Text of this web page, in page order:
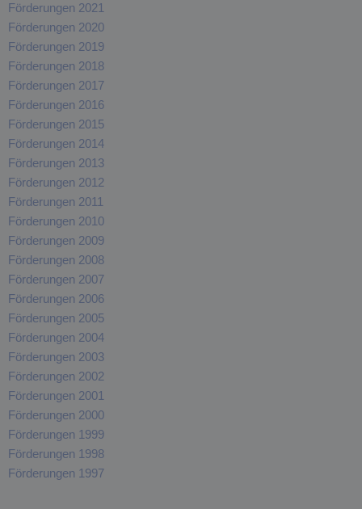
Förderungen 2021
Förderungen 2020
Förderungen 2019
Förderungen 2018
Förderungen 2017
Förderungen 2016
Förderungen 2015
Förderungen 2014
Förderungen 2013
Förderungen 2012
Förderungen 2011
Förderungen 2010
Förderungen 2009
Förderungen 2008
Förderungen 2007
Förderungen 2006
Förderungen 2005
Förderungen 2004
Förderungen 2003
Förderungen 2002
Förderungen 2001
Förderungen 2000
Förderungen 1999
Förderungen 1998
Förderungen 1997